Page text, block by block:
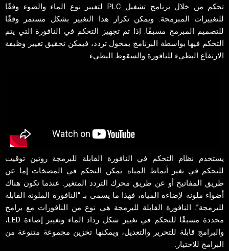
تحكم من خلال برنامج تشغيل PLC لتغيير نوع الماء والضوء وفقًا
للتغييرات المبرمجة. ويمكن تكرار هذا التغيير بشكل مستمر وفقًا
للتصميم المبرمج مسبقًا. إذا تم تجهيز التحكم في النافورة التي يتم
التحكم فيها بواسطة البرنامج بمحول تردد، فيمكن تحقيق تغيير وظيفة
الارتفاع البطيء للنافورة والسقوط البطيء.
يستخدم نظام التحكم في النافورة القابلة للبرمجة روتين توقيت
للتحكم في تغير أنماط المياه. يمكن التحكم في المضخات إما عن
طريق المفاتيح أو عن طريق محرك التردد المتغير. عندما تكون هناك
أضواء ملونة لإضاءة المياه، فهذا ما يسمى بـ “النافورة الملونة القابلة
للبرمجة”. النافورة القابلة للبرمجة هي نوع من النافورات مع برامج
محددة مسبقًا للتحكم في تغيير شكل رذاذ الماء وتغيير إضاءة LED،
والبرامج قابلة للتحرير والتعديل، ويمكنها تخزين مجموعة متنوعة من
البرامج للاختيار.